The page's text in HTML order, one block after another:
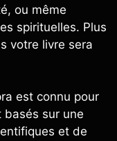
ou même
spirituelles. Plus
votre livre sera
est connu pour
basés sur une
et de